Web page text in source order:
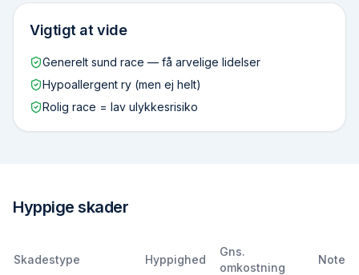
Vigtigt at vide
Generelt sund race — få arvelige lidelser
Hypoallergent ry (men ej helt)
Rolig race = lav ulykkesrisiko
Hyppige skader
Skadestype Hyppighed
Gns.
omkostning
Note